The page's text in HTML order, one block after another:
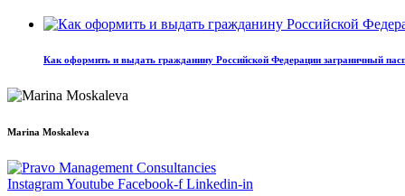
Как оформить и выдать гражданину Российской Федерации заграничный
Marina Moskaleva
InstagramYoutube Facebook-f Linkedin-in